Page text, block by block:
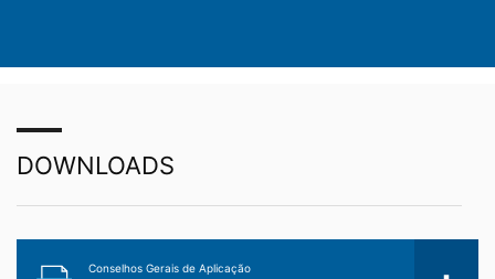
DOWNLOADS
Conselhos Gerais de Aplicação